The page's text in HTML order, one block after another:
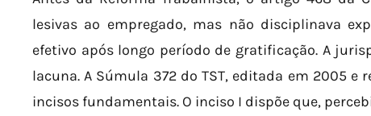
lesivas ao empregado, mas não disciplinava
efetivo após longo período de gratificação. A
lacuna. A Súmula 372 do TST, editada em 2005 e
incisos fundamentais. O inciso I dispõe que,